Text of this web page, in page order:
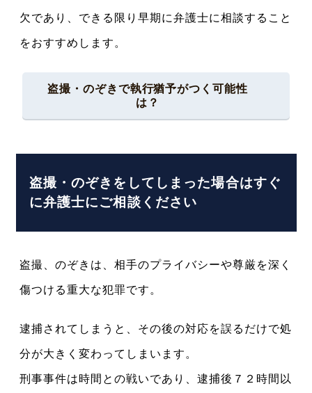
欠であり、できる限り早期に弁護士に相談すること
をおすすめします。
盗撮・のぞきで執行猶予がつく可能性
は？
盗撮・のぞきをしてしまった場合はすぐ
に弁護士にご相談ください
盗撮、のぞきは、相手のプライバシーや尊厳を深く
傷つける重大な犯罪です。
逮捕されてしまうと、その後の対応を誤るだけで処
分が大きく変わってしまいます。
刑事事件は時間との戦いであり、逮捕後７２時間以